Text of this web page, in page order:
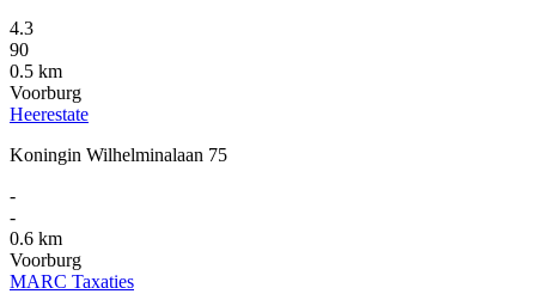
4.3
90
0.5 km
Voorburg
Heerestate
Koningin Wilhelminalaan 75
-
-
0.6 km
Voorburg
MARC Taxaties